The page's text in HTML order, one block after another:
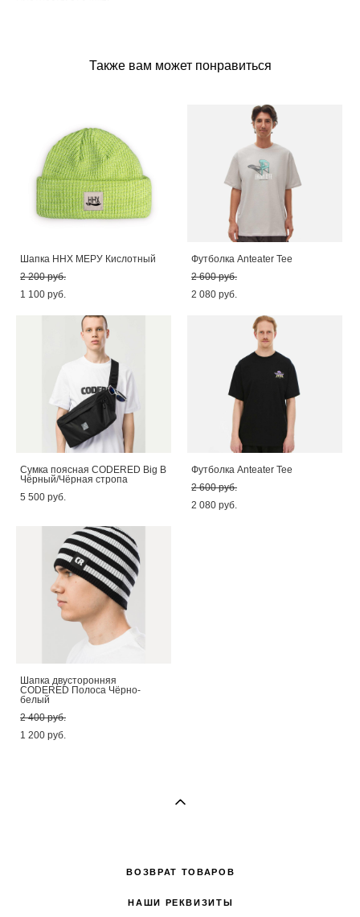
Также вам может понравиться
Шапка ННХ МЕРУ Кислотный
2 200 pуб.
1 100 pуб.
Футболка Anteater Tee
2 600 pуб.
2 080 pуб.
Сумка поясная CODERED Big B
Чёрный/Чёрная стропа
5 500 pуб.
Футболка Anteater Tee
2 600 pуб.
2 080 pуб.
Шапка двусторонняя
CODERED Полоса Чёрно-
белый
2 400 pуб.
1 200 pуб.
ВОЗВРАТ ТОВАРОВ
НАШИ РЕКВИЗИТЫ